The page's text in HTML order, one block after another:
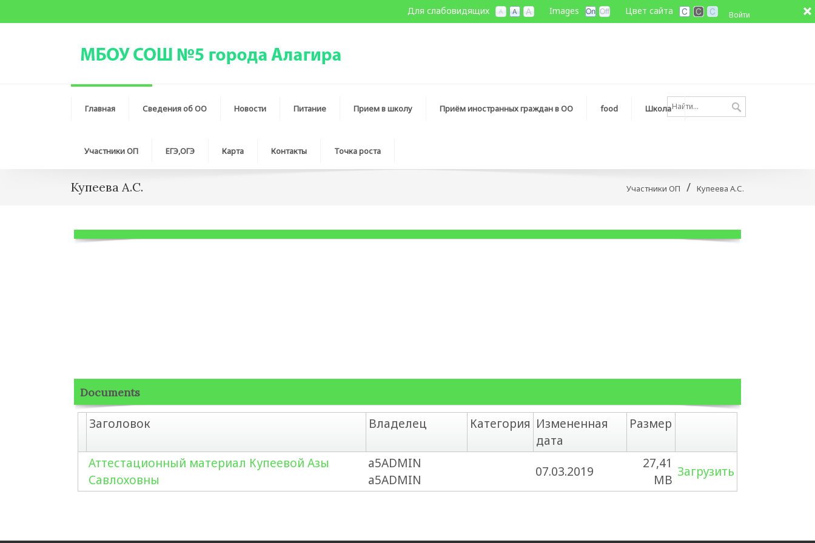
Войти
Цвет сайта
Images
Для слабовидящих
Главная Сведения об ОО Новости Питание Прием в школу Приём иностранных граждан в ОО fооd Школа
Участники ОП ЕГЭ,ОГЭ Карта Контакты Точка роста
Купеева А.С. Участники ОП / Купеева А.С.
Documents
Заголовок Владелец Категория Измененная
дата
Размер
Аттестационный материал Купеевой Азы
Савлоховны
a5ADMIN
a5ADMIN
07.03.2019
27,41
MB
Загрузить